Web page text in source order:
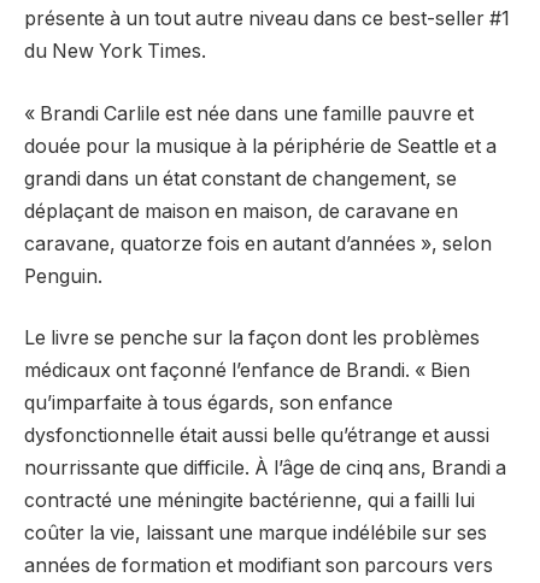
présente à un tout autre niveau dans ce best-seller #1
du New York Times.
« Brandi Carlile est née dans une famille pauvre et
douée pour la musique à la périphérie de Seattle et a
grandi dans un état constant de changement, se
déplaçant de maison en maison, de caravane en
caravane, quatorze fois en autant d’années », selon
Penguin.
Le livre se penche sur la façon dont les problèmes
médicaux ont façonné l’enfance de Brandi. « Bien
qu’imparfaite à tous égards, son enfance
dysfonctionnelle était aussi belle qu’étrange et aussi
nourrissante que difficile. À l’âge de cinq ans, Brandi a
contracté une méningite bactérienne, qui a failli lui
coûter la vie, laissant une marque indélébile sur ses
années de formation et modifiant son parcours vers